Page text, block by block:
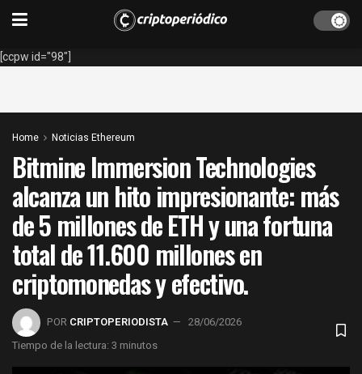
[ccpw id="98"]
Home Noticias Ethereum
Bitmine Immersion Technologies
alcanza un hito impresionante: más
de 5 millones de ETH y una fortuna
total de 11.600 millones en
criptomonedas y efectivo.
POR CRIPTOPERIODISTA
28/06/2026
Tiempo de la lectura: 3 minutos